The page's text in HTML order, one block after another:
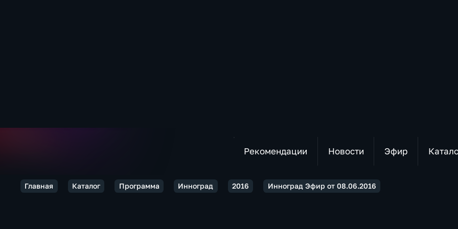
Рекомендации Новости Эфир
Главная Каталог Программа Инноград 2016 Инноград Эфир от 08.06.2016